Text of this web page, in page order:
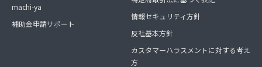
machi-ya
補助金申請サポート
情報セキュリティ方針
反社基本方針
カスタマーハラスメントに対する考え
方